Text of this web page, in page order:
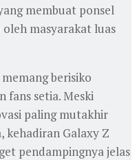
membuat ponsel
masyarakat luas
berisiko
fans setia. Meski
paling mutakhir
kehadiran Galaxy Z
pendampingnya jelas